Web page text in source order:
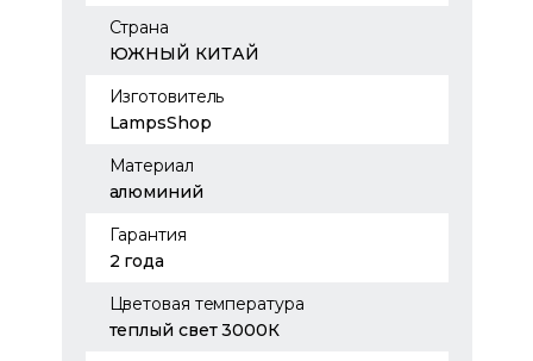
Страна
ЮЖНЫЙ КИТАЙ
Изготовитель
LampsShop
Материал
алюминий
Гарантия
2 года
Цветовая температура
теплый свет 3000К